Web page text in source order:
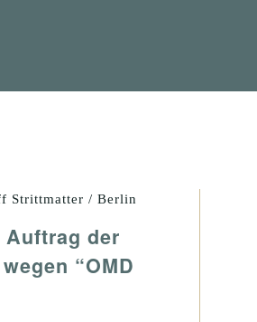
Strittmatter / Berlin
Auftrag der
“OMD